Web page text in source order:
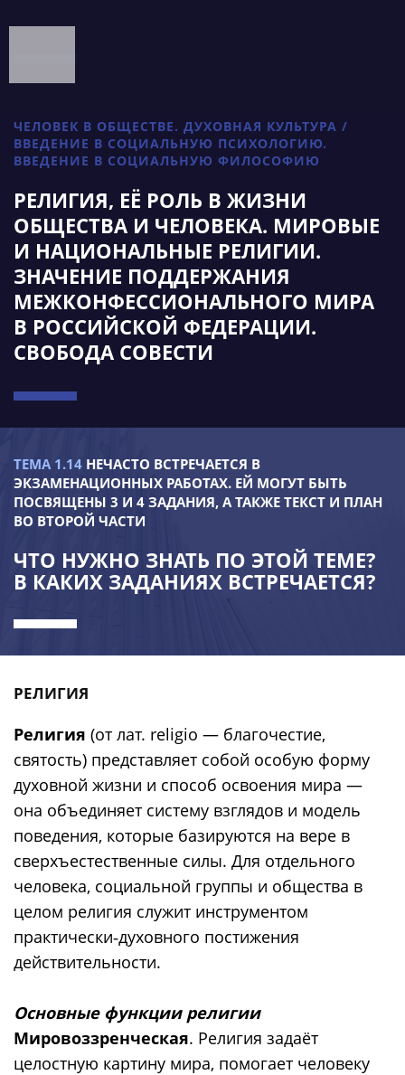
ЧЕЛОВЕК В ОБЩЕСТВЕ. ДУХОВНАЯ КУЛЬТУРА /
ВВЕДЕНИЕ В СОЦИАЛЬНУЮ ПСИХОЛОГИЮ.
ВВЕДЕНИЕ В СОЦИАЛЬНУЮ ФИЛОСОФИЮ
РЕЛИГИЯ, ЕЁ РОЛЬ В ЖИЗНИ
ОБЩЕСТВА И ЧЕЛОВЕКА. МИРОВЫЕ
И НАЦИОНАЛЬНЫЕ РЕЛИГИИ.
ЗНАЧЕНИЕ ПОДДЕРЖАНИЯ
МЕЖКОНФЕССИОНАЛЬНОГО МИРА
В РОССИЙСКОЙ ФЕДЕРАЦИИ.
СВОБОДА СОВЕСТИ
ТЕМА 1.14 НЕЧАСТО ВСТРЕЧАЕТСЯ В
ЭКЗАМЕНАЦИОННЫХ РАБОТАХ. ЕЙ МОГУТ БЫТЬ
ПОСВЯЩЕНЫ 3 И 4 ЗАДАНИЯ, А ТАКЖЕ ТЕКСТ И ПЛАН
ВО ВТОРОЙ ЧАСТИ
ЧТО НУЖНО ЗНАТЬ ПО ЭТОЙ ТЕМЕ?
В КАКИХ ЗАДАНИЯХ ВСТРЕЧАЕТСЯ?
РЕЛИГИЯ
Религия (от лат. religio — благочестие,
святость) представляет собой особую форму
духовной жизни и способ освоения мира —
она объединяет систему взглядов и модель
поведения, которые базируются на вере в
сверхъестественные силы. Для отдельного
человека, социальной группы и общества в
целом религия служит инструментом
практически‑духовного постижения
действительности.
Основные функции религии
Мировоззренческая. Религия задаёт
целостную картину мира, помогает человеку